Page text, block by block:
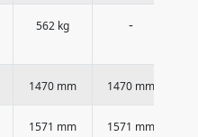
562 kg -
1470 mm 1470 mm
1571 mm 1571 mm